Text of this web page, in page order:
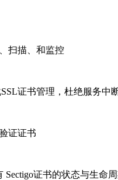
扫描、和监控
证书管理，杜绝服务中
证证书
证书的状态与生命周